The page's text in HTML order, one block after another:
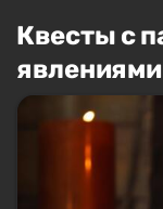
Квесты с